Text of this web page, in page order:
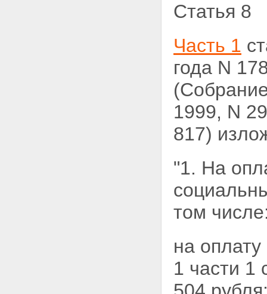
Статья 8
Часть 1
года N
1999, N
817)
"1. На
том
на
1 части 1